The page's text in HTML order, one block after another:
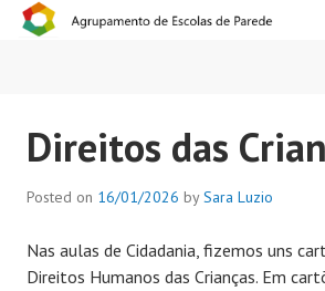
ESCOLAS DE
Direitos das
Posted on 16/01/2026 bySara Luzio
Nas aulas de Cidadania, fizemos uns
Direitos Humanos das Crianças. Em